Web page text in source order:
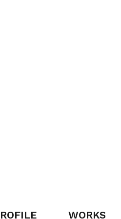
WORKS